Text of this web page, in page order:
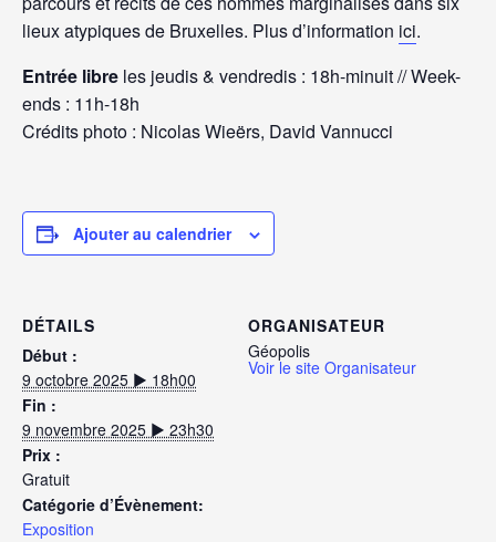
lieux atypiques de Bruxelles. Plus d’information ici.
Entrée libre les jeudis & vendredis : 18h-minuit // Week-
ends : 11h-18h
Crédits photo : Nicolas Wieërs, David Vannucci
Ajouter au calendrier
DÉTAILS
Début :
9 octobre 2025 ▶︎ 18h00
Fin :
9 novembre 2025 ▶︎ 23h30
Prix :
Gratuit
Catégorie d’Évènement:
Exposition
ORGANISATEUR
Géopolis
Voir le site Organisateur